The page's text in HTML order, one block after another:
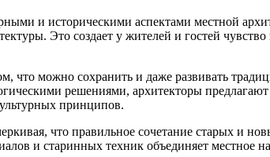
и историческими аспектами местной
Это создает у жителей и гостей
можно сохранить и даже развивать
решениями, архитекторы
принципов.
что правильное сочетание старых и
и старинных техник объединяет местное